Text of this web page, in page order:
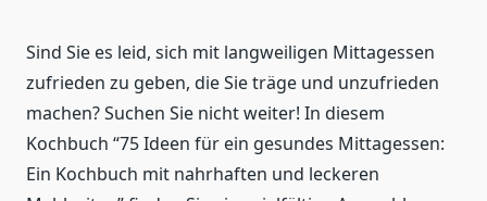
Sind Sie es leid, sich mit langweiligen Mittagessen
zufrieden zu geben, die Sie träge und unzufrieden
machen? Suchen Sie nicht weiter! In diesem
Kochbuch “75 Ideen für ein gesundes Mittagessen:
Ein Kochbuch mit nahrhaften und leckeren